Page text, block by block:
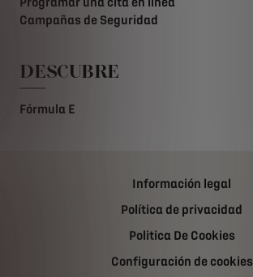
Campañas de Seguridad
DESCUBRE
Fórmula E
Información legal
Política de privacidad
Politica De Cookies
Configuración de cookies